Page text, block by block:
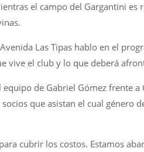
el campo del Gargantini es
Las Tipas hablo en el
vive el club y lo que deberá
de Gabriel Gómez frente
que asistan el cual género
cubrir los costos. Estamos